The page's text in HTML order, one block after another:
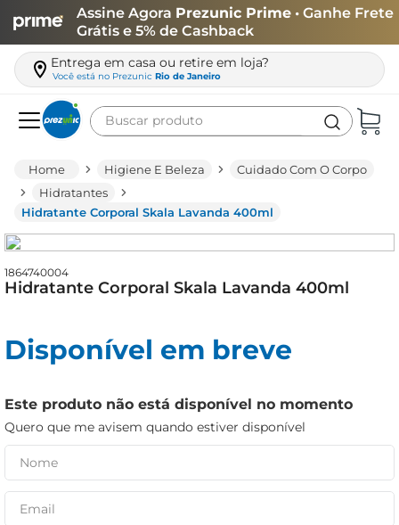
Assine Agora Prezunic Prime • Ganhe Frete
Grátis e 5% de Cashback
Entrega em casa ou retire em loja?
Você está no Prezunic Rio de Janeiro
Buscar produto
Higiene E Beleza
Cuidado Com O Corpo
Hidratantes
Hidratante Corporal Skala Lavanda 400ml
1864740004
Hidratante Corporal Skala Lavanda 400ml
Disponível em breve
Este produto não está disponível no momento
Quero que me avisem quando estiver disponível
leite
queijo
arroz
iogurte
papel higiênico
cerveja